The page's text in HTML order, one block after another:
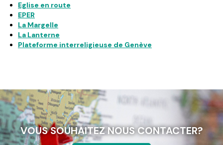
Eglise en route
EPER
La Margelle
La Lanterne
Plateforme interreligieuse de Genève
VOUS SOUHAITEZ NOUS CONTACTER?